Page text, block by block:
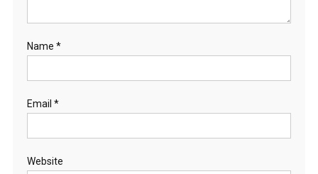
Name *
Email *
Website